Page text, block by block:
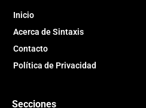
Inicio
Acerca de Sintaxis
Contacto
Política de Privacidad
Secciones